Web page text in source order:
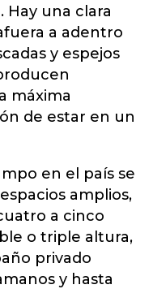
una clara
a adentro
y espejos
máxima
de estar en un
en el país se
amplios,
a cinco
o triple altura,
privado
y hasta